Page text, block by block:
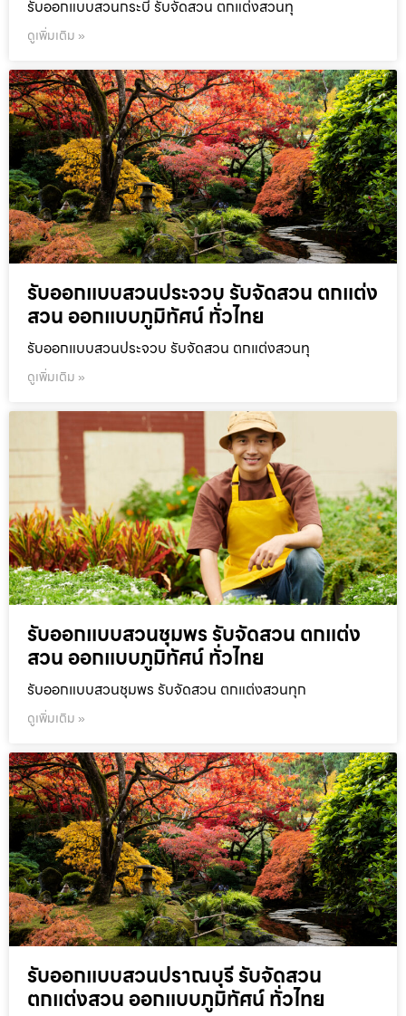
รับออกแบบสวนกระบี่ รับจัดสวน ตกแต่งสวนทุ
ดูเพิ่มเติม »
รับออกแบบสวนประจวบ รับจัดสวน ตกแต่ง
สวน ออกแบบภูมิทัศน์ ทั่วไทย
รับออกแบบสวนประจวบ รับจัดสวน ตกแต่งสวนทุ
ดูเพิ่มเติม »
รับออกแบบสวนชุมพร รับจัดสวน ตกแต่ง
สวน ออกแบบภูมิทัศน์ ทั่วไทย
รับออกแบบสวนชุมพร รับจัดสวน ตกแต่งสวนทุก
ดูเพิ่มเติม »
รับออกแบบสวนปราณบุรี รับจัดสวน
ตกแต่งสวน ออกแบบภูมิทัศน์ ทั่วไทย